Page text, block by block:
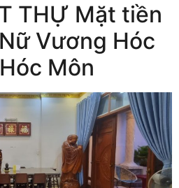
THỰ Mặt tiền
Vương Hóc
Môn